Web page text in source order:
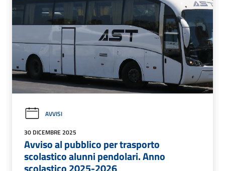
AVVISI
30 DICEMBRE 2025
Avviso al pubblico per trasporto
scolastico alunni pendolari. Anno